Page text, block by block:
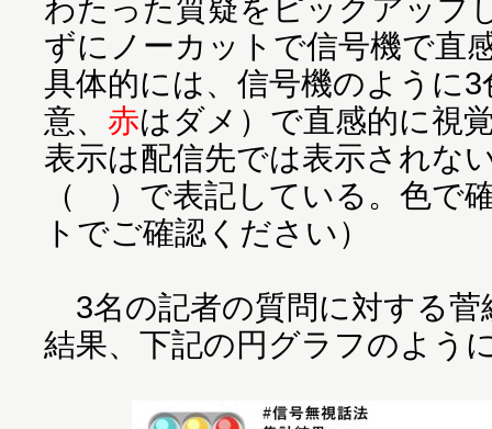
わたった質疑をピックアップ
ずにノーカットで信号機で直
具体的には、信号機のように3
意、 赤はダメ）で直感的に視
表示は配信先では表示されな
（ ）で表記している。色で
トでご確認ください）
3名の記者の質問に対する菅
結果、下記の円グラフのよう